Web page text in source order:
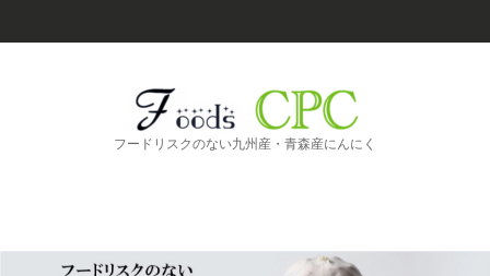
フードリスクのない九州産・青森産にんにく